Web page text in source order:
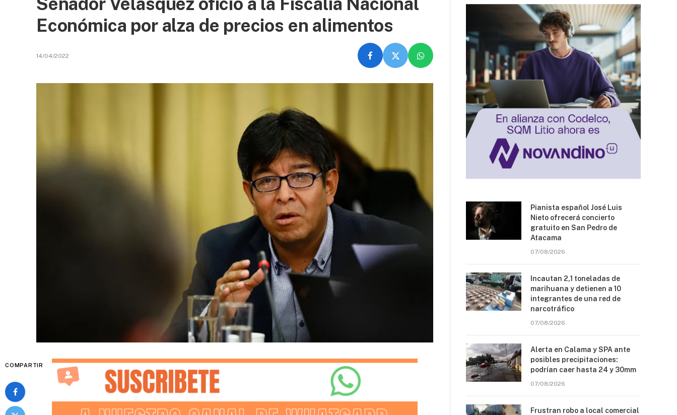
Económica por alza de precios en alimentos
14/04/2022
COMPARTIR
Pianista español José Luis
Nieto ofrecerá concierto
gratuito en San Pedro de
Atacama
07/08/2026
Incautan 2,1 toneladas de
marihuana y detienen a 10
integrantes de una red de
narcotráfico
07/08/2026
Alerta en Calama y SPA ante
posibles precipitaciones:
podrían caer hasta 24 y 30mm
07/08/2026
Frustran robo a local comercial